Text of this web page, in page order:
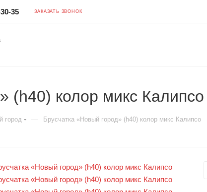
35 ЗАКАЗАТЬ ЗВОНОК
(h40) колор микс Калипсо
город — Брусчатка «Новый город» (h40) колор микс Калипсо